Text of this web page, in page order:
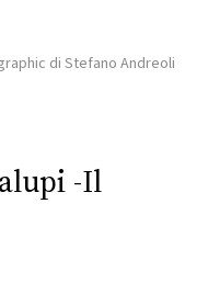
di Stefano Andreoli
-Il